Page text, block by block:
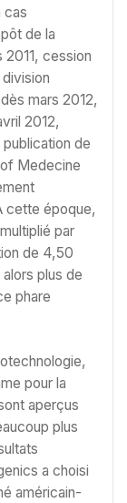
cas
de la
2011, cession
mars 2012,
2012,
de
Medecine
cette époque,
par
de 4,50
plus de
phare
pour la
aperçus
plus
a choisi
américain-